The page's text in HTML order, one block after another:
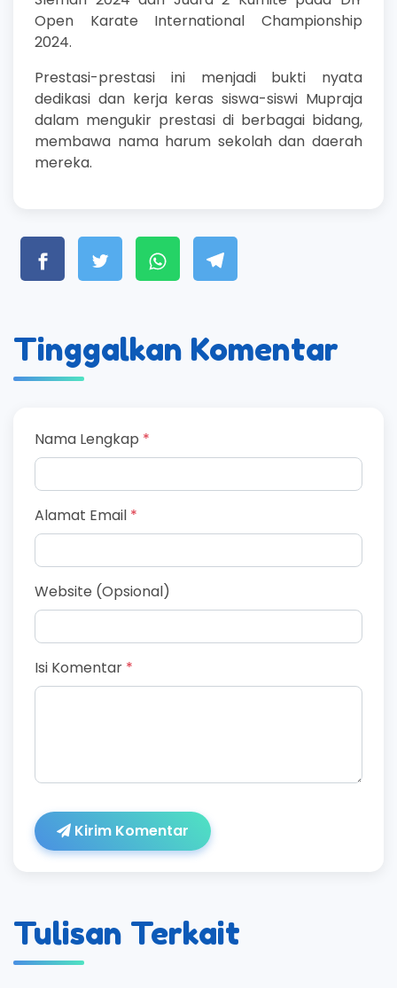
Open Karate International Championship
2024.
Prestasi-prestasi ini menjadi bukti nyata
dedikasi dan kerja keras siswa-siswi Mupraja
dalam mengukir prestasi di berbagai bidang,
membawa nama harum sekolah dan daerah
mereka.
Tinggalkan Komentar
Nama Lengkap *
Alamat Email *
Website (Opsional)
Isi Komentar *
Kirim Komentar
Tulisan Terkait